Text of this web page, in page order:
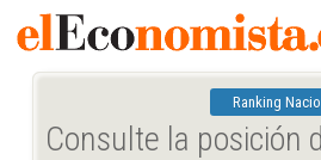
Ranking
Consulte la posición